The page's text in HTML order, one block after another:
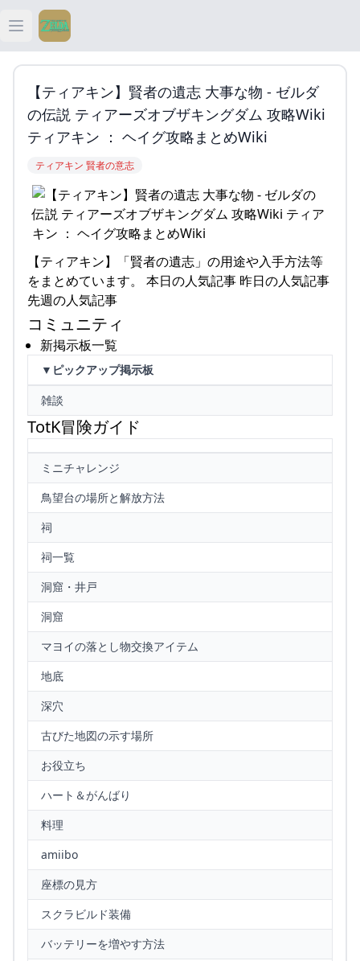
Open main menu
ティアキン
ティアキン 祠
ティアキン 武器
ティアキン 攻略
【ティアキン】賢者の遺志 大事な物 - ゼルダ
の伝説 ティアーズオブザキングダム 攻略Wiki
ティアキン ： ヘイグ攻略まとめWiki
ティアキン 賢者の意志
【ティアキン】「賢者の遺志」の用途や入手方法等
をまとめています。 本日の人気記事 昨日の人気記事
先週の人気記事
コミュニティ
新掲示板一覧
▼ピックアップ掲示板
雑談
TotK冒険ガイド
ミニチャレンジ
鳥望台の場所と解放方法
祠
祠一覧
洞窟・井戸
洞窟
マヨイの落とし物交換アイテム
地底
深穴
古びた地図の示す場所
お役立ち
ハート＆がんばり
料理
amiibo
座標の見方
スクラビルド装備
バッテリーを増やす方法